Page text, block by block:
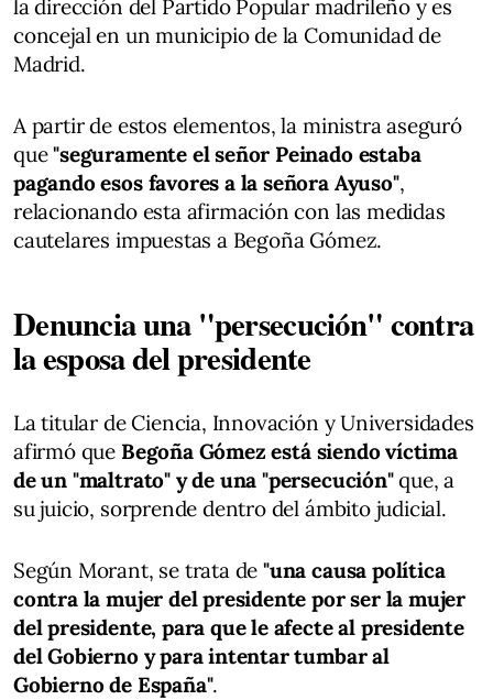
la dirección del Partido Popular madrileño y es
concejal en un municipio de la Comunidad de
Madrid.
A partir de estos elementos, la ministra aseguró
que"seguramente el señor Peinado estaba
pagando esos favores a la señora Ayuso",
relacionando esta afirmación con las medidas
cautelares impuestas a Begoña Gómez.
Denuncia una "persecución" contra
la esposa del presidente
La titular de Ciencia, Innovación y Universidades
afirmó que Begoña Gómez está siendo víctima
de un "maltrato" y de una "persecución"que, a
su juicio, sorprende dentro del ámbito judicial.
Según Morant, se trata de"una causa política
contra la mujer del presidente por ser la mujer
del presidente, para que le afecte al presidente
del Gobierno y para intentar tumbar al
Gobierno de España".